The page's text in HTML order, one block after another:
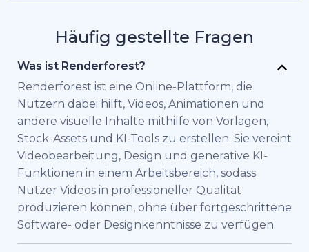
Häufig gestellte Fragen
Was ist Renderforest?
Renderforest ist eine Online-Plattform, die
Nutzern dabei hilft, Videos, Animationen und
andere visuelle Inhalte mithilfe von Vorlagen,
Stock-Assets und KI-Tools zu erstellen. Sie vereint
Videobearbeitung, Design und generative KI-
Funktionen in einem Arbeitsbereich, sodass
Nutzer Videos in professioneller Qualität
produzieren können, ohne über fortgeschrittene
Software- oder Designkenntnisse zu verfügen.